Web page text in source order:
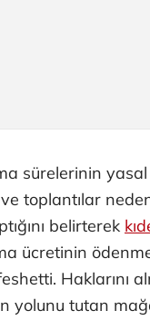
sürelerinin yasal
ve toplantılar
belirterek
ücretinin
Haklarını
yolunu tutan